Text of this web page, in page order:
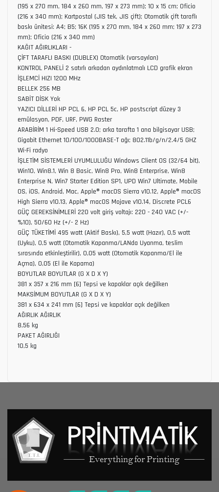
(195 x 270 mm, 184 x 260 mm, 197 x 273 mm); 10 x 15 cm; Oficio
(216 x 340 mm); Kartpostal (JIS tek, JIS çift); Otomatik çift taraflı
baskı ünitesi: A4; B5; 16K (195 x 270 mm, 184 x 260 mm; 197 x 273
mm); Oficio (216 x 340 mm)
KAĞIT AĞIRLIKLARI -
ÇİFT TARAFLI BASKI (DUBLEX) Otomatik (varsayılan)
KONTROL PANELİ 2 satırlı arkadan aydınlatmalı LCD grafik ekran
İŞLEMCİ HIZI 1200 MHz
BELLEK 256 MB
SABİT DİSK Yok
YAZICI DİLLERİ HP PCL 6, HP PCL 5c, HP postscript düzey 3
emülasyon, PDF, URF, PWG Raster
ARABİRİM 1 Hi-Speed USB 2.0; arka tarafta 1 ana bilgisayar USB;
Gigabit Ethernet 10/100/1000BASE-T ağı; 802.11b/g/n/2.4/5 GHZ
Wi-Fi radyo
İŞLETİM SİSTEMLERİ UYUMLULUĞU Windows Client OS (32/64 bit),
Win10, Win8.1, Win 8 Basic, Win8 Pro, Win8 Enterprise, Win8
Enterprise N, Win7 Starter Edition SP1, UPD Win7 Ultimate, Mobile
OS, iOS, Android, Mac, Apple® macOS Sierra v10.12, Apple® macOS
High Sierra v10.13, Apple® macOS Mojave v10.14, Discrete PCL6
GÜÇ GEREKSİNİMLERİ 220 volt giriş voltajı: 220 - 240 VAC (+/-
%10), 50/60 Hz (+/- 2 Hz)
GÜÇ TÜKETİMİ 495 watt (Aktif Baskı), 5,5 watt (Hazır), 0,5 watt
(Uyku), 0,5 watt (Otomatik Kapanma/LANda Uyanma, teslim
sırasında etkinleştirilir), 0,05 watt (Otomatik Kapanma/El ile
Açma), 0,05 (El ile Kapama)
BOYUTLAR BOYUTLAR (G X D X Y)
381 x 357 x 216 mm [6] Tepsi ve kapaklar açık değilken
MAKSİMUM BOYUTLAR (G X D X Y)
381 x 634 x 241 mm [6] Tepsi ve kapaklar açık değilken
AĞIRLIK AĞIRLIK
8,56 kg
PAKET AĞIRLIĞI
10,5 kg